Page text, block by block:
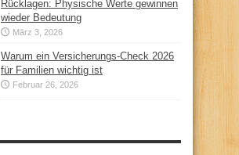
Rücklagen: Physische Werte gewinnen
wieder Bedeutung
März 3, 2026
Warum ein Versicherungs-Check 2026
für Familien wichtig ist
Februar 26, 2026